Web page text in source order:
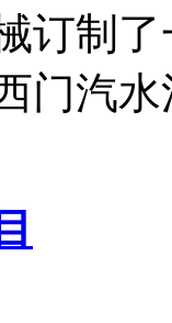
订制
门汽